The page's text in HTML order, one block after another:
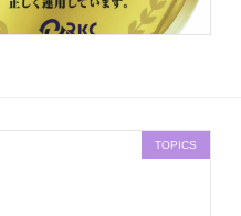
TOPICS